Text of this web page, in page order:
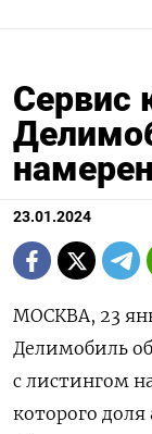
Сервис
23.01.2024
МОСКВА, 23
Делимобиль
с листингом
которого